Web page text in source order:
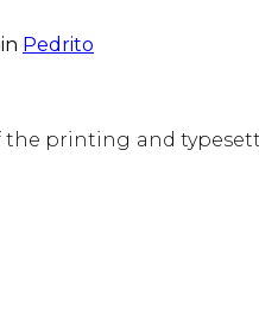
Pedrito
printing and